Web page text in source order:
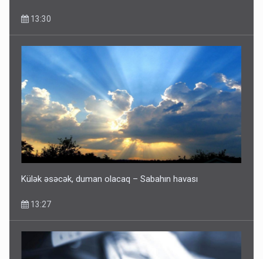
13:30
Külək əsəcək, duman olacaq – Sabahın havası
13:27